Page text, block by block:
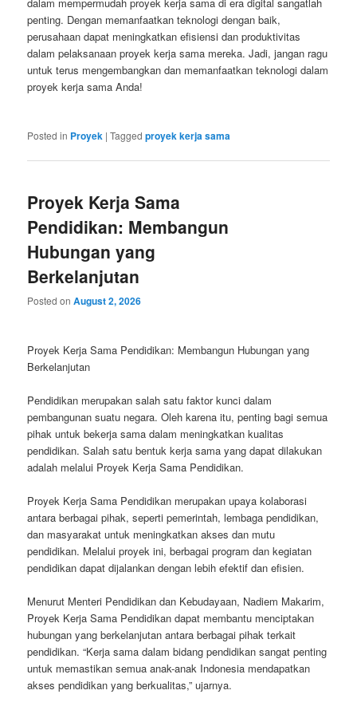
penting. Dengan memanfaatkan teknologi dengan baik,
perusahaan dapat meningkatkan efisiensi dan produktivitas
dalam pelaksanaan proyek kerja sama mereka. Jadi, jangan ragu
untuk terus mengembangkan dan memanfaatkan teknologi dalam
proyek kerja sama Anda!
Posted in Proyek |Tagged proyek kerja sama
Proyek Kerja Sama
Pendidikan: Membangun
Hubungan yang
Berkelanjutan
Posted onAugust 2, 2026
Proyek Kerja Sama Pendidikan: Membangun Hubungan yang
Berkelanjutan
Pendidikan merupakan salah satu faktor kunci dalam
pembangunan suatu negara. Oleh karena itu, penting bagi semua
pihak untuk bekerja sama dalam meningkatkan kualitas
pendidikan. Salah satu bentuk kerja sama yang dapat dilakukan
adalah melalui Proyek Kerja Sama Pendidikan.
Proyek Kerja Sama Pendidikan merupakan upaya kolaborasi
antara berbagai pihak, seperti pemerintah, lembaga pendidikan,
dan masyarakat untuk meningkatkan akses dan mutu
pendidikan. Melalui proyek ini, berbagai program dan kegiatan
pendidikan dapat dijalankan dengan lebih efektif dan efisien.
Menurut Menteri Pendidikan dan Kebudayaan, Nadiem Makarim,
Proyek Kerja Sama Pendidikan dapat membantu menciptakan
hubungan yang berkelanjutan antara berbagai pihak terkait
pendidikan. “Kerja sama dalam bidang pendidikan sangat penting
untuk memastikan semua anak-anak Indonesia mendapatkan
akses pendidikan yang berkualitas,” ujarnya.